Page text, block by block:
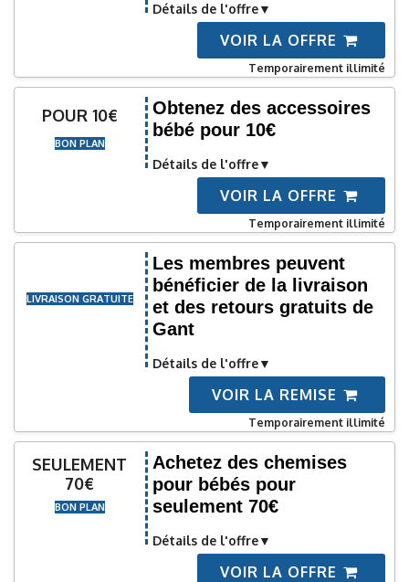
Détails de l'offre
VOIR LA OFFRE
Temporairement illimité
POUR 10€
BON PLAN
Obtenez des accessoires
bébé pour 10€
Détails de l'offre
VOIR LA OFFRE
Temporairement illimité
LIVRAISON GRATUITE
Les membres peuvent
bénéficier de la livraison
et des retours gratuits de
Gant
Détails de l'offre
VOIR LA REMISE
Temporairement illimité
SEULEMENT
70€
BON PLAN
Achetez des chemises
pour bébés pour
seulement 70€
Détails de l'offre
VOIR LA OFFRE